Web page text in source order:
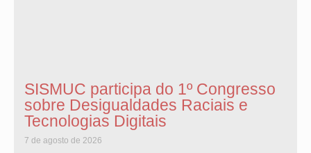
SISMUC participa do 1º Congresso
sobre Desigualdades Raciais e
Tecnologias Digitais
7 de agosto de 2026